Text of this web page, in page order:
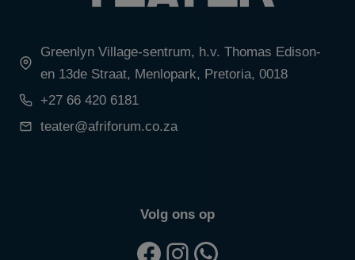
Greenlyn Village-sentrum, h.v. Thomas Edison-
en 13de Straat, Menlopark, Pretoria, 0018
+27 66 420 6181
teater@afriforum.co.za
Volg ons op
Facebook
Instagram
WhatsApp